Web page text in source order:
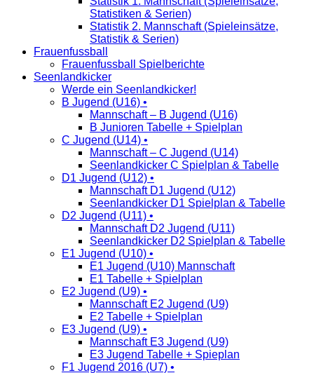
Statistiken & Serien)
Statistik 2. Mannschaft (Spieleinsätze,
Statistik & Serien)
Frauenfussball
Frauenfussball Spielberichte
Seenlandkicker
Werde ein Seenlandkicker!
B Jugend (U16) •
Mannschaft – B Jugend (U16)
B Junioren Tabelle + Spielplan
C Jugend (U14) •
Mannschaft – C Jugend (U14)
Seenlandkicker C Spielplan & Tabelle
D1 Jugend (U12) •
Mannschaft D1 Jugend (U12)
Seenlandkicker D1 Spielplan & Tabelle
D2 Jugend (U11) •
Mannschaft D2 Jugend (U11)
Seenlandkicker D2 Spielplan & Tabelle
E1 Jugend (U10) •
E1 Jugend (U10) Mannschaft
E1 Tabelle + Spielplan
E2 Jugend (U9) •
Mannschaft E2 Jugend (U9)
E2 Tabelle + Spielplan
E3 Jugend (U9) •
Mannschaft E3 Jugend (U9)
E3 Jugend Tabelle + Spieplan
F1 Jugend 2016 (U7) •